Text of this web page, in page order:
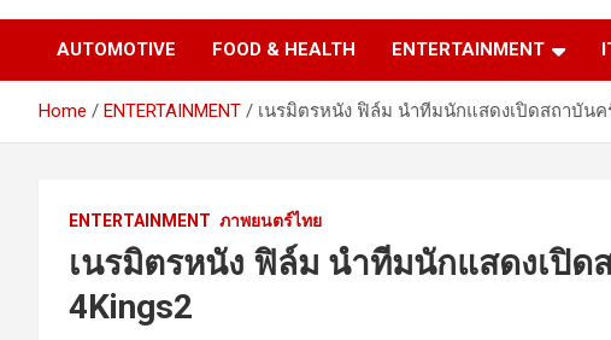
AUTOMOTIVE FOOD & HEALTH ENTERTAINMENT
Home ENTERTAINMENT เนรมิตรหนัง ฟิล์ม นำทีมนักแสดงเปิดสถาบันค
ENTERTAINMENT ภาพยนตร์ไทย
เนรมิตรหนัง ฟิล์ม นำทีมนักแสดงเปิด
4Kings2